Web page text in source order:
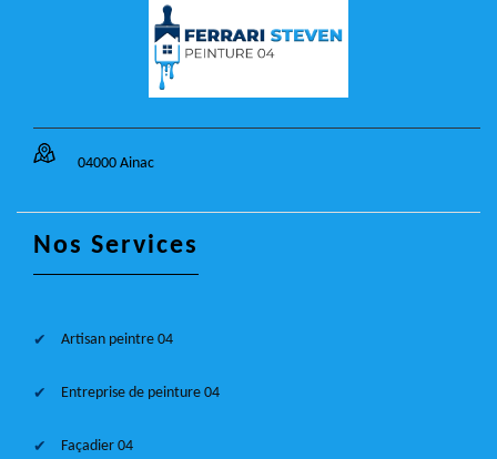
04000 Ainac
Nos Services
Artisan peintre 04
Entreprise de peinture 04
Façadier 04